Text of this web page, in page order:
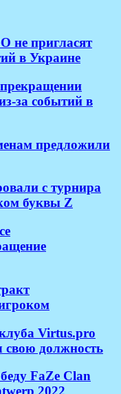
не пригласят
в Украине
за событий в
предложили
с турнира
буквы Z
Virtus.pro
свою должность
FaZe Clan
2022